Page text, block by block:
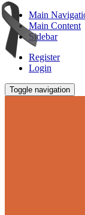
Main
Main Content
Sidebar
Register
Login
Toggle navigation